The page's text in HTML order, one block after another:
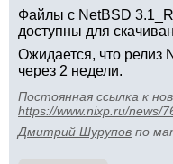
Файлы с NetBSD
доступны для
Ожидается, что релиз
через 2 недели.
Постоянная ссылка к
https://www.nixp.ru/news/
Дмитрий Шурупов по